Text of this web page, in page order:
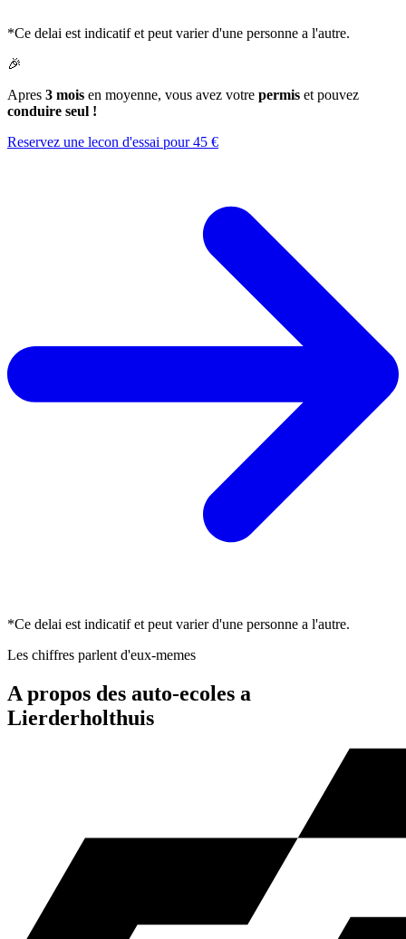
*Ce delai est indicatif et peut varier d'une personne a l'autre.
🎉
Apres 3 mois en moyenne, vous avez votre permis et pouvez
conduire seul !
Reservez une lecon d'essai pour 45 €
*Ce delai est indicatif et peut varier d'une personne a l'autre.
Les chiffres parlent d'eux-memes
A propos des auto-ecoles a
Lierderholthuis